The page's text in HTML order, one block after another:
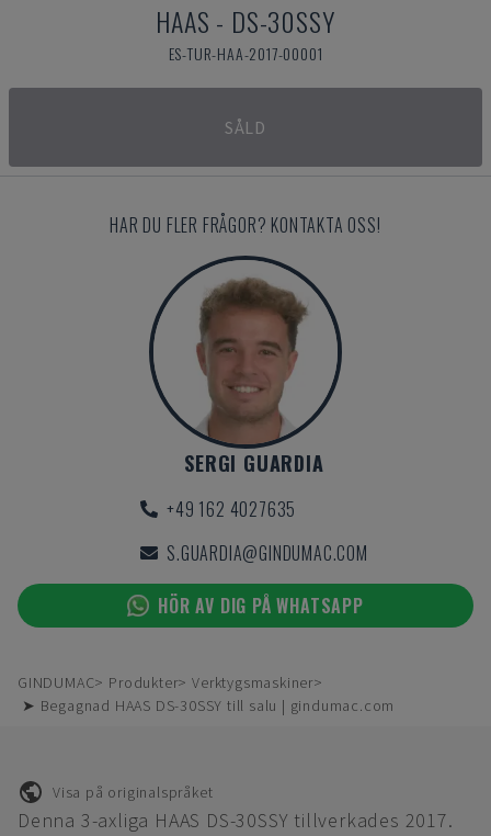
HAAS - DS-30SSY
ES-TUR-HAA-2017-00001
SÅLD
HAR DU FLER FRÅGOR? KONTAKTA OSS!
SERGI GUARDIA
+49 162 4027635
S.GUARDIA@GINDUMAC.COM
HÖR AV DIG PÅ WHATSAPP
GINDUMAC Produkter
Verktygsmaskiner
➤ Begagnad HAAS DS-30SSY till salu | gindumac.com
Visa på originalspråket
Denna 3-axliga HAAS DS-30SSY tillverkades 2017.